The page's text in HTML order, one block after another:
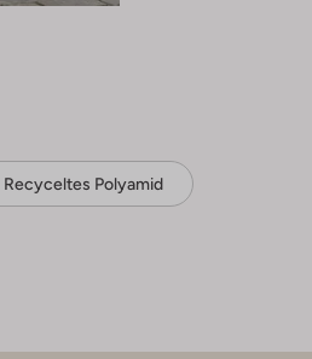
Recyceltes Polyamid